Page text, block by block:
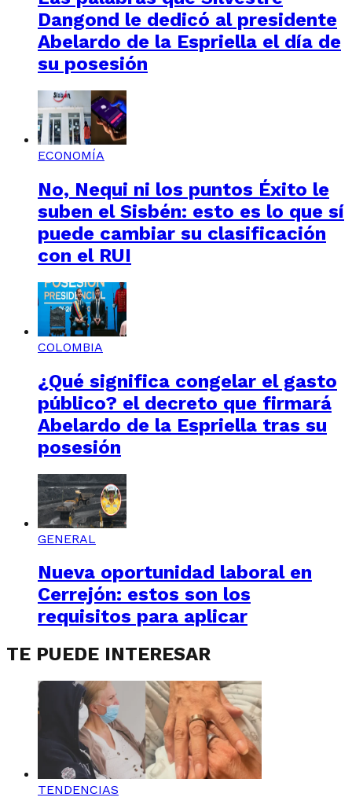
Dangond le dedicó al presidente
Abelardo de la Espriella el día de
su posesión
ECONOMÍA
No, Nequi ni los puntos Éxito le
suben el Sisbén: esto es lo que sí
puede cambiar su clasificación
con el RUI
COLOMBIA
¿Qué significa congelar el gasto
público? el decreto que firmará
Abelardo de la Espriella tras su
posesión
GENERAL
Nueva oportunidad laboral en
Cerrejón: estos son los
requisitos para aplicar
TE PUEDE INTERESAR
TENDENCIAS